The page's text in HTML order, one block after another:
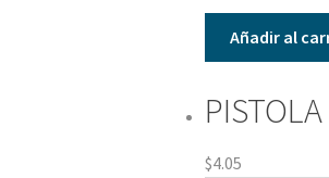
250ML
cantidad
Añadir al
$4.05